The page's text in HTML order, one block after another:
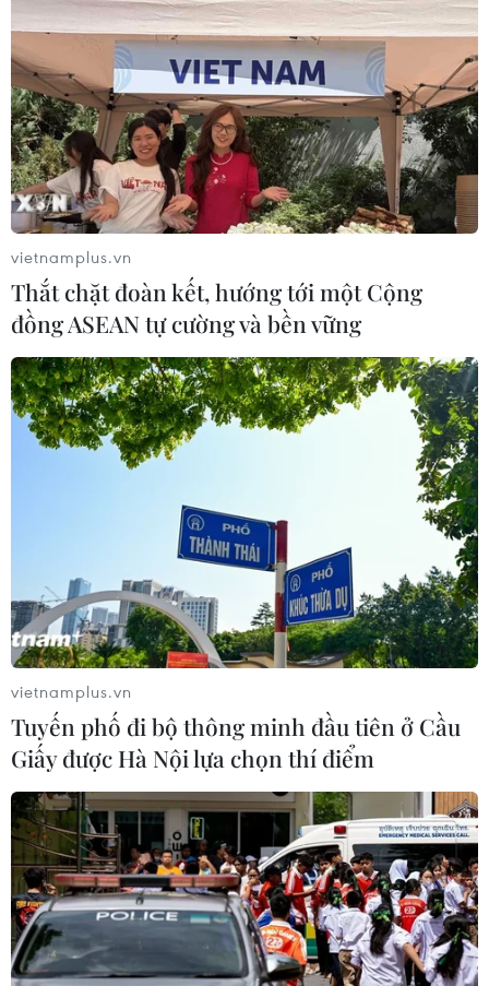
vietnamplus.vn
Thắt chặt đoàn kết, hướng tới một Cộng
đồng ASEAN tự cường và bền vững
vietnamplus.vn
Tuyến phố đi bộ thông minh đầu tiên ở Cầu
Giấy được Hà Nội lựa chọn thí điểm